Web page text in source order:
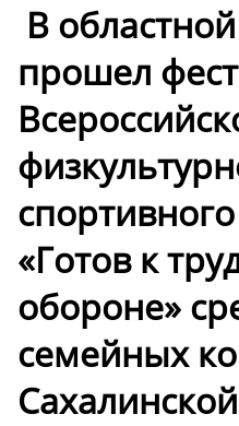
В
прошел
«Готов к
обороне»
семейных